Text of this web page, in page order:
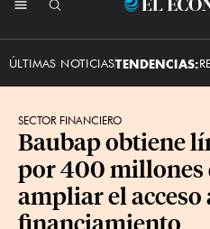
ÚLTIMAS NOTICIASTENDENCIAS:
SECTOR FINANCIERO
Baubap obtiene
por 400 millones
ampliar el acceso
financiamiento